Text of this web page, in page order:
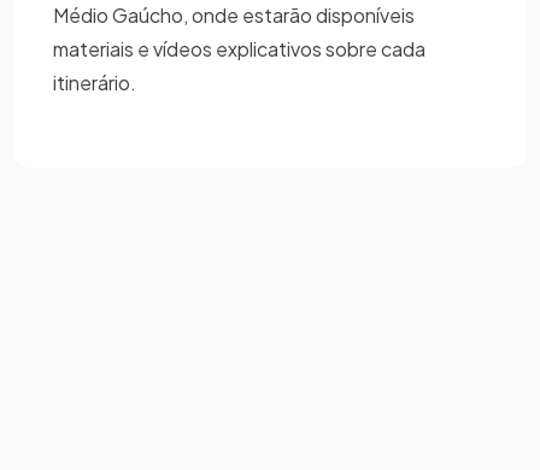
Médio Gaúcho, onde estarão disponíveis
materiais e vídeos explicativos sobre cada
itinerário.